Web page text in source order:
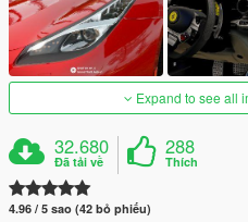
Expand to see all
32.680
Đã tải về
288
Thích
4.96 / 5 sao (42 bỏ phiếu)